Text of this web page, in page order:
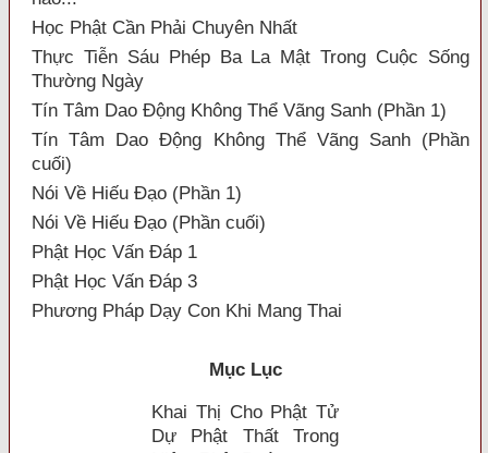
Học Phật Cần Phải Chuyên Nhất
Thực Tiễn Sáu Phép Ba La Mật Trong Cuộc Sống
Thường Ngày
Tín Tâm Dao Động Không Thể Vãng Sanh (Phần 1)
Tín Tâm Dao Động Không Thể Vãng Sanh (Phần
cuối)
Nói Về Hiếu Đạo (Phần 1)
Nói Về Hiếu Đạo (Phần cuối)
Phật Học Vấn Đáp 1
Phật Học Vấn Đáp 3
Phương Pháp Dạy Con Khi Mang Thai
Mục Lục
Khai Thị Cho Phật Tử
Dự Phật Thất Trong